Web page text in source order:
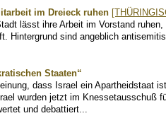
im Dreieck ruhen
lässt ihre Arbeit im Vorstand
Hintergrund sind angeblich
Staaten“
dass Israel ein Apartheidstaat
wurden jetzt im Knessetausschuß
und debattiert...